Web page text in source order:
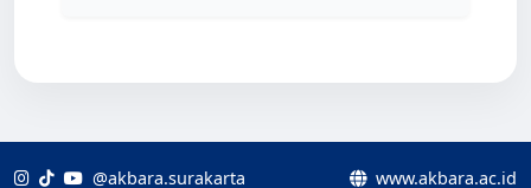
@akbara.surakarta www.akbara.ac.id